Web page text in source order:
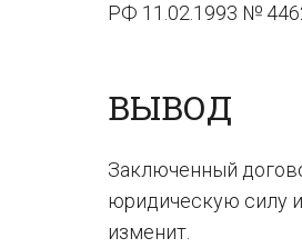
РФ 11.02.1993 №
ВЫВОД
Заключенный
юридическую силу и
изменит.